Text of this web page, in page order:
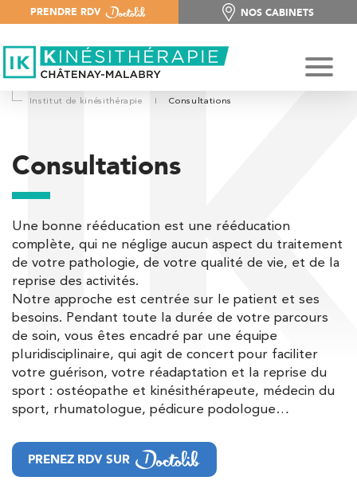
PRENDRE RDV
NOS CABINETS
NOS CABINETS
Institut de kinésithérapie I Consultations
Consultations
Une bonne rééducation est une rééducation
complète, qui ne néglige aucun aspect du traitement
de votre pathologie, de votre qualité de vie, et de la
reprise des activités.
Notre approche est centrée sur le patient et ses
besoins. Pendant toute la durée de votre parcours
de soin, vous êtes encadré par une équipe
pluridisciplinaire, qui agit de concert pour faciliter
votre guérison, votre réadaptation et la reprise du
sport : ostéopathe et kinésithérapeute, médecin du
sport, rhumatologue, pédicure podologue…
PRENEZ RDV SUR
PRENEZ RDV SUR